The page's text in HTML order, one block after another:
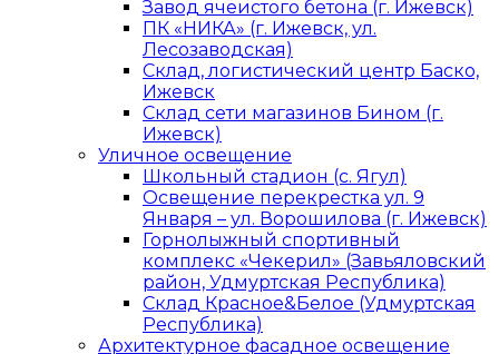
Завод ячеистого бетона (г. Ижевск)
ПК «НИКА» (г. Ижевск, ул.
Лесозаводская)
Склад, логистический центр Баско,
Ижевск
Склад сети магазинов Бином (г.
Ижевск)
Уличное освещение
Школьный стадион (с. Ягул)
Освещение перекрестка ул. 9
Января – ул. Ворошилова (г. Ижевск)
Горнолыжный спортивный
комплекс «Чекерил» (Завьяловский
район, Удмуртская Республика)
Склад Красное&Белое (Удмуртская
Республика)
Архитектурное фасадное освещение